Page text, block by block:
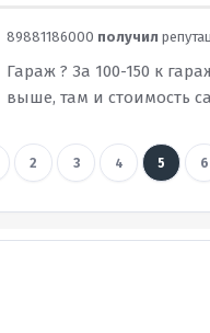
89881186000 получил
Гараж ? За 100-150 к
выше, там и стоимость
2 3 4 5 6